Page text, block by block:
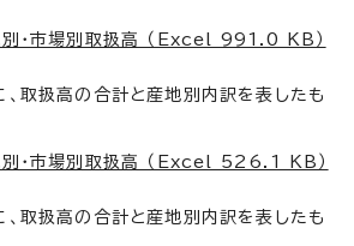
別・市場別取扱高 （Excel 991.0 KB）
取扱高の合計と産地別内訳を表したも
別・市場別取扱高 （Excel 526.1 KB）
取扱高の合計と産地別内訳を表したも